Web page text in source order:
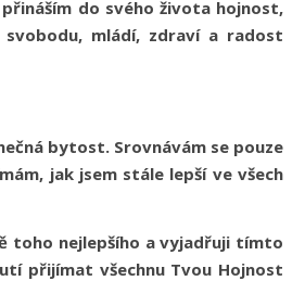
do svého života hojnost,
mládí, zdraví a radost
bytost. Srovnávám se pouze
jak jsem stále lepší ve všech
toho nejlepšího a vyjadřuji tímto
přijímat všechnu Tvou Hojnost